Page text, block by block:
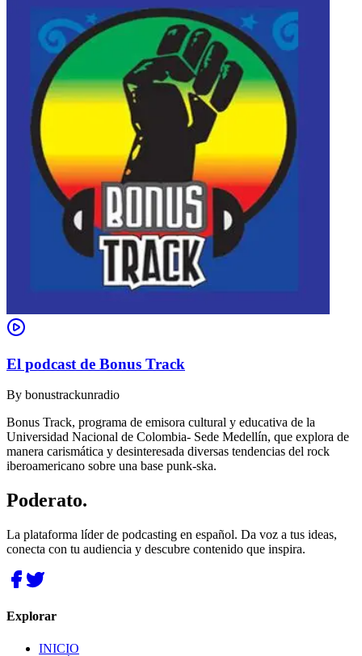
El podcast de Bonus Track
By bonustrackunradio
Bonus Track, programa de emisora cultural y educativa de la
Universidad Nacional de Colombia- Sede Medellín, que explora de
manera carismática y desinteresada diversas tendencias del rock
iberoamericano sobre una base punk-ska.
Poderato.
La plataforma líder de podcasting en español. Da voz a tus ideas,
conecta con tu audiencia y descubre contenido que inspira.
Explorar
INICIO